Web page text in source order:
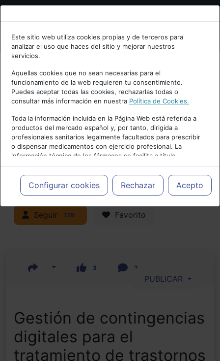
Bienvenid@ a psiquiatria.com
Escribe tu Email
Accede o regístrate con tu email.
Cancelar
Este sitio web utiliza cookies propias y de terceros para
analizar el uso que haces del sitio y mejorar nuestros
servicios.
Aquellas cookies que no sean necesarias para el
funcionamiento de la web requieren tu consentimiento.
Puedes aceptar todas las cookies, rechazarlas todas o
consultar más información en nuestra Política de Cookies.
Toda la información incluida en la Página Web está referida a
productos del mercado español y, por tanto, dirigida a
profesionales sanitarios legalmente facultados para prescribir
o dispensar medicamentos con ejercicio profesional. La
información técnica de los fármacos se facilita a título
meramente informativo, siendo responsabilidad de los
profesionales facultados prescribir medicamentos y decidir, en
cada caso concreto, el tratamiento más adecuado a las
necesidades del paciente.
Configurar cookies Rechazar Acepto
Actualidad y Artículos|Adicciones y
trastornos por consumo
Seguir 128 Favorito
3 2
PUBLICAR
Gestión de contingencias
digitales para el
tratamiento de trastornos